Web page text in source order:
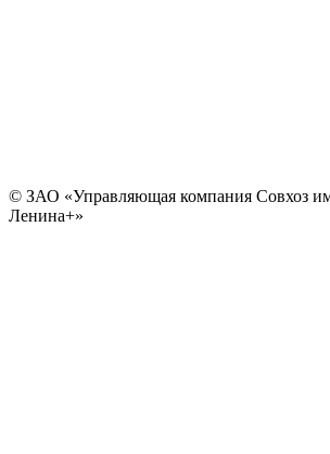
© ЗАО «Управляющая компания Совхоз
Ленина+»